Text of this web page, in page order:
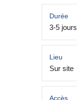
Durée
3-5 jours
Lieu
Sur site
Accès